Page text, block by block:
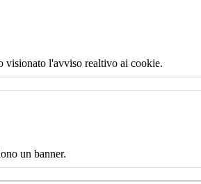
visionato l'avviso realtivo ai cookie.
un banner.